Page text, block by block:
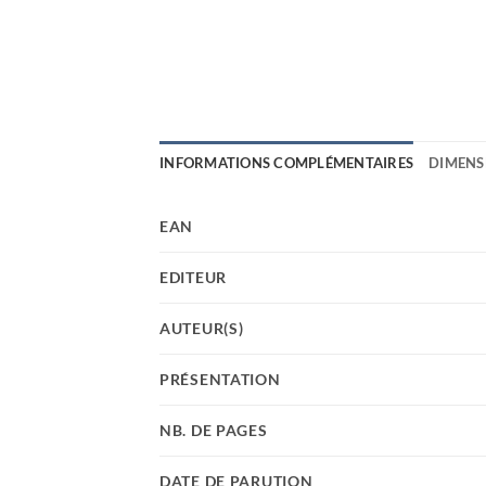
INFORMATIONS COMPLÉMENTAIRES
EAN
EDITEUR
AUTEUR(S)
PRÉSENTATION
NB. DE PAGES
DATE DE PARUTION